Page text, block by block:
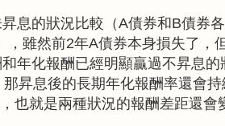
息的狀況比較（A債券和B債券
，雖然前2年A債券本身損失了，
年化報酬已經明顯贏過不昇息
那昇息後的長期年化報酬率還會
也就是兩種狀況的報酬差距還會